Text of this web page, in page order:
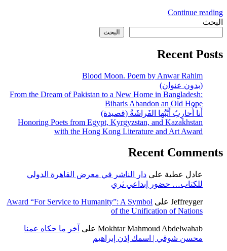
Continue reading
البحث
البحث
Recent Posts
Blood Moon. Poem by Anwar Rahim
(بدون عنوان)
From the Dream of Pakistan to a New Home in Bangladesh:
Biharis Abandon an Old Hope
أَنا أُحارِبُ أَيَّتُها الفَراشَةُ (قصيدة)
Honoring Poets from Egypt, Kyrgyzstan, and Kazakhstan
with the Hong Kong Literature and Art Award
Recent Comments
عادل عطية على دار الناشر في معرض القاهرة الدولي
للكتاب… حضور إبداعي ثري
Jeffreyger على Award “For Service to Humanity”: A Symbol
of the Unification of Nations
Mokhtar Mahmoud Abdelwahab على آخر ما حكاه عمنا
محسن شوقي | اسمك إذن إبراهيم